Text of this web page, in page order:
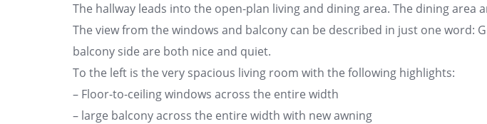
The hallway leads into the open-plan living and dining area. The dining
The view from the windows and balcony can be described in just one
balcony side are both nice and quiet.
To the left is the very spacious living room with the following highlights:
– Floor-to-ceiling windows across the entire width
– large balcony across the entire width with new awning